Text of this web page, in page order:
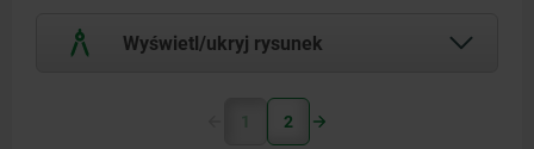
Wyświetl/ukryj rysunek
1 2